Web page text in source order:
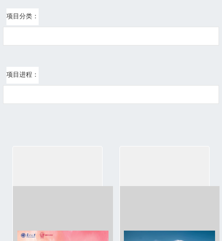
项目分类：
项目进程：